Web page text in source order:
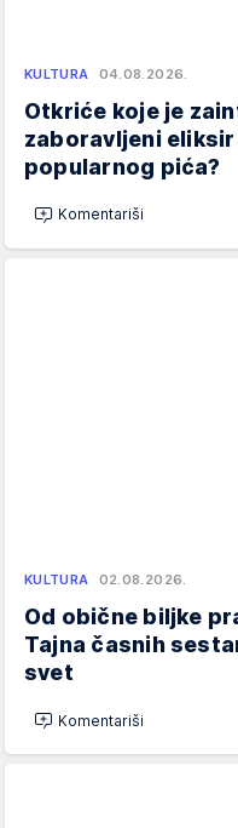
KULTURA 04.08.2026.
Otkriće koje je
zaboravljeni
popularnog pića?
Komentariši
KULTURA 02.08.2026.
Od obične biljke
Tajna časnih
svet
Komentariši